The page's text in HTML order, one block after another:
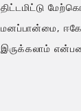
திட்டமிட்டு
மனப்பான்மை,
இருக்கலாம்